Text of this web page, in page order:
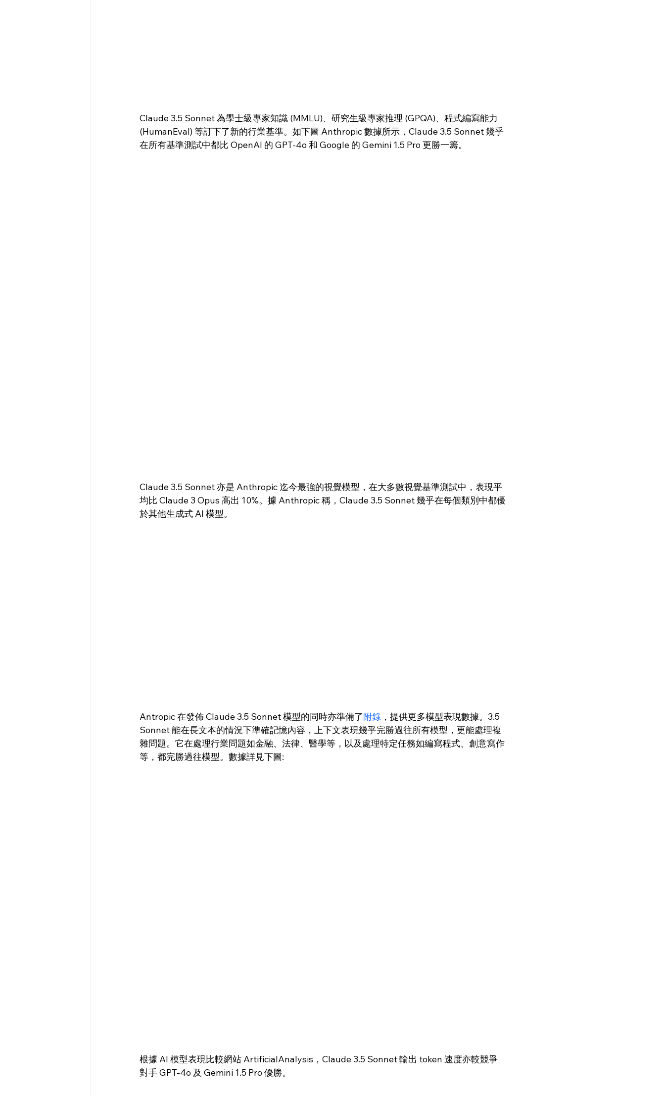
Claude 3.5 Sonnet 為學士級專家知識 (MMLU)、研究生級專家推理 (GPQA)、程式編寫能力
(HumanEval) 等訂下了新的行業基準。如下圖 Anthropic 數據所示，Claude 3.5 Sonnet 幾乎
在所有基準測試中都比 OpenAI 的 GPT-4o 和 Google 的 Gemini 1.5 Pro 更勝一籌。
Claude 3.5 Sonnet 亦是 Anthropic 迄今最強的視覺模型，在大多數視覺基準測試中，表現平
均比 Claude 3 Opus 高出 10%。據 Anthropic 稱，Claude 3.5 Sonnet 幾乎在每個類別中都優
於其他生成式 AI 模型。
Antropic 在發佈 Claude 3.5 Sonnet 模型的同時亦準備了附錄 ，提供更多模型表現數據。3.5
Sonnet 能在長文本的情況下準確記憶內容，上下文表現幾乎完勝過往所有模型，更能處理複
雜問題。它在處理行業問題如金融、法律、醫學等，以及處理特定任務如編寫程式、創意寫作
等，都完勝過往模型。數據詳見下圖:
根據 AI 模型表現比較網站 ArtificialAnalysis，Claude 3.5 Sonnet 輸出 token 速度亦較競爭
對手 GPT-4o 及 Gemini 1.5 Pro 優勝。